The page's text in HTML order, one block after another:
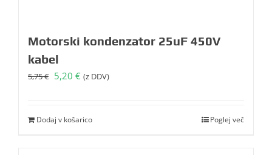
Motorski kondenzator 25uF 450V
kabel
5,75€ Izvirna
bila:
5,20 €Trenutna
5,20 €.
(z DDV)
Dodaj v košarico Poglej več